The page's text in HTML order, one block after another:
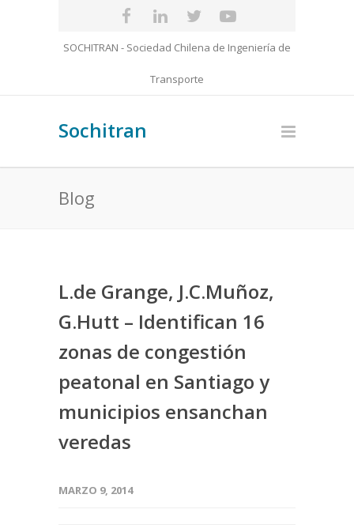
SOCHITRAN - Sociedad Chilena de Ingeniería de
Transporte
Sochitran
Blog
L.de Grange, J.C.Muñoz,
G.Hutt – Identifican 16
zonas de congestión
peatonal en Santiago y
municipios ensanchan
veredas
MARZO 9, 2014